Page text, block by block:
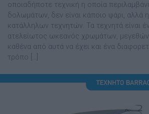
οποιαδήποτε τεχνική η οποία
δολωµάτων, δεν είναι κάποιο ψάρι, αλλά
κατάλληλων τεχνητών. Τα τεχνητά είναι
ατελείωτος ωκεανός χρωµάτων,
καθένα από αυτά να έχει και ένα
τρόπο […]